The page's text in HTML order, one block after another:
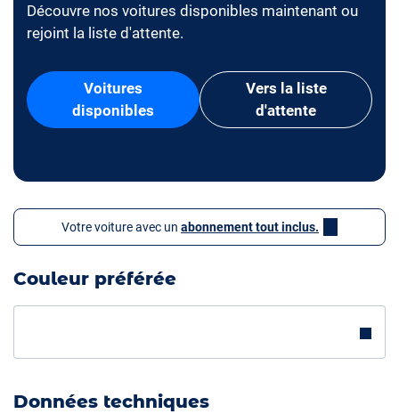
Découvre nos voitures disponibles maintenant ou
rejoint la liste d'attente.
Voitures
disponibles
Vers la liste
d'attente
Votre voiture avec un abonnement tout inclus.
Couleur préférée
Données techniques